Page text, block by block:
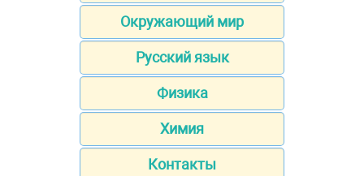
Окружающий мир
Русский язык
Физика
Химия
Контакты